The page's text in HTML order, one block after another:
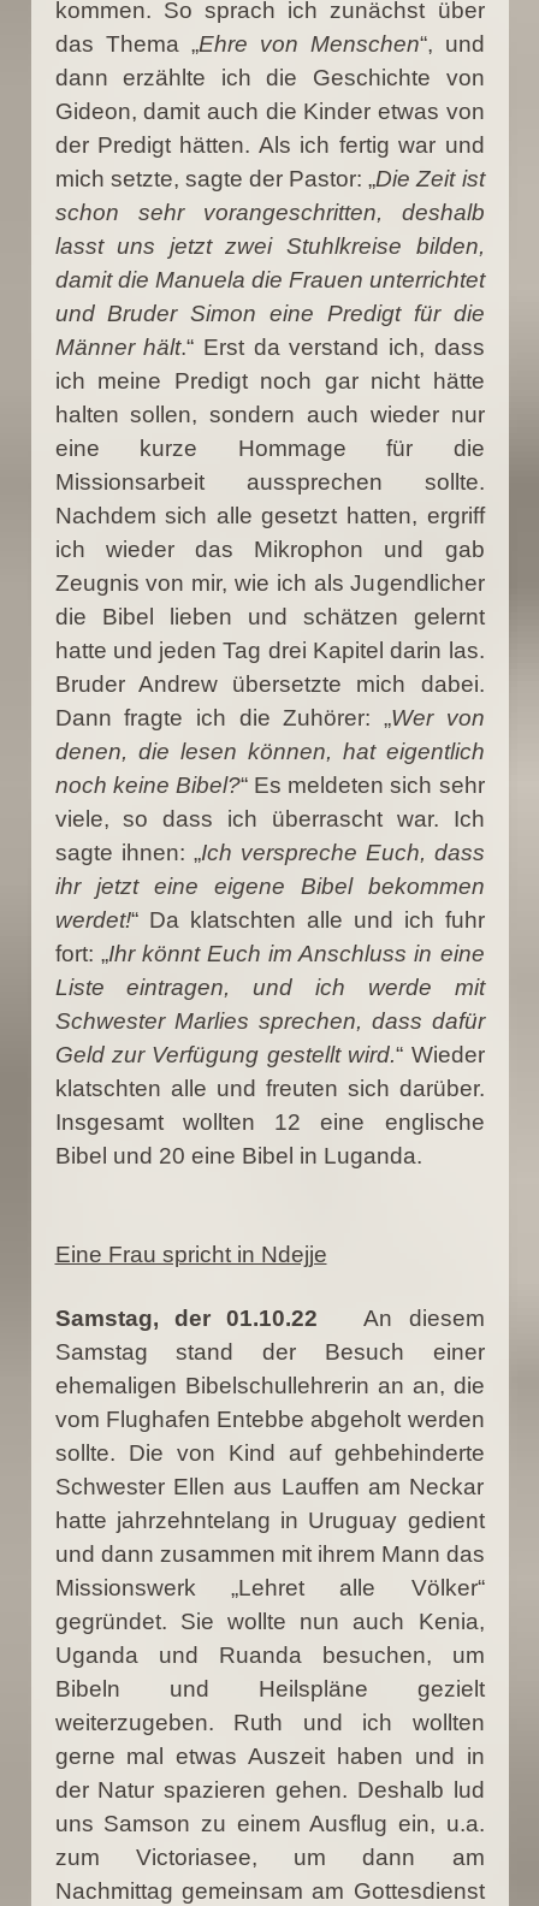
kommen. So sprach ich zunächst über
das Thema „Ehre von Menschen“, und
dann erzählte ich die Geschichte von
Gideon, damit auch die Kinder etwas von
der Predigt hätten. Als ich fertig war und
mich setzte, sagte der Pastor: „Die Zeit ist
schon sehr vorangeschritten, deshalb
lasst uns jetzt zwei Stuhlkreise bilden,
damit die Manuela die Frauen unterrichtet
und Bruder Simon eine Predigt für die
Männer hält.“ Erst da verstand ich, dass
ich meine Predigt noch gar nicht hätte
halten sollen, sondern auch wieder nur
eine kurze Hommage für die
Missionsarbeit aussprechen sollte.
Nachdem sich alle gesetzt hatten, ergriff
ich wieder das Mikrophon und gab
Zeugnis von mir, wie ich als Jugendlicher
die Bibel lieben und schätzen gelernt
hatte und jeden Tag drei Kapitel darin las.
Bruder Andrew übersetzte mich dabei.
Dann fragte ich die Zuhörer: „Wer von
denen, die lesen können, hat eigentlich
noch keine Bibel?“ Es meldeten sich sehr
viele, so dass ich überrascht war. Ich
sagte ihnen: „Ich verspreche Euch, dass
ihr jetzt eine eigene Bibel bekommen
werdet!“ Da klatschten alle und ich fuhr
fort: „Ihr könnt Euch im Anschluss in eine
Liste eintragen, und ich werde mit
Schwester Marlies sprechen, dass dafür
Geld zur Verfügung gestellt wird.“ Wieder
klatschten alle und freuten sich darüber.
Insgesamt wollten 12 eine englische
Bibel und 20 eine Bibel in Luganda.
Eine Frau spricht in Ndejje
Samstag, der 01.10.22 An diesem
Samstag stand der Besuch einer
ehemaligen Bibelschullehrerin an an, die
vom Flughafen Entebbe abgeholt werden
sollte. Die von Kind auf gehbehinderte
Schwester Ellen aus Lauffen am Neckar
hatte jahrzehntelang in Uruguay gedient
und dann zusammen mit ihrem Mann das
Missionswerk „Lehret alle Völker“
gegründet. Sie wollte nun auch Kenia,
Uganda und Ruanda besuchen, um
Bibeln und Heilspläne gezielt
weiterzugeben. Ruth und ich wollten
gerne mal etwas Auszeit haben und in
der Natur spazieren gehen. Deshalb lud
uns Samson zu einem Ausflug ein, u.a.
zum Victoriasee, um dann am
Nachmittag gemeinsam am Gottesdienst